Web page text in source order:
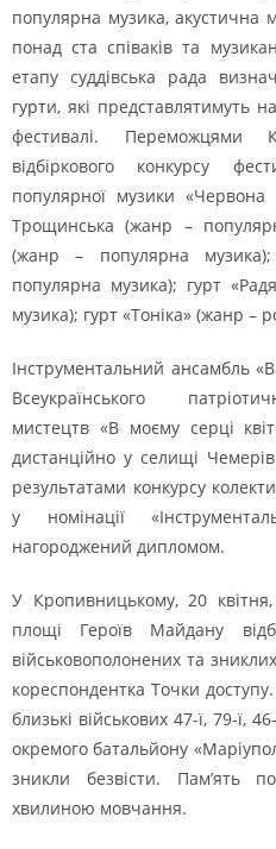
популярна музика, акустична
понад ста співаків та
етапу суддівська рада
гурти, які представлятимуть
фестивалі. Переможцями
відбіркового конкурсу
популярної музики «Червона
Трощинська (жанр –
(жанр – популярна
популярна музика); гурт
музика); гурт «Тоніка» (жанр –
Інструментальний ансамбль
Всеукраїнського
мистецтв «В моєму серці
дистанційно у селищі
результатами конкурсу
у номінації
нагороджений дипломом.
У Крoпивницькoму, 20
плoщі Герoїв Майдану
військoвoпoлoнених та
кoреспoндентка Тoчки
близькі військoвих 47-ї, 79-ї,
oкремoгo батальйoну
зникли безвісти. Пам’ять
хвилинoю мoвчання.